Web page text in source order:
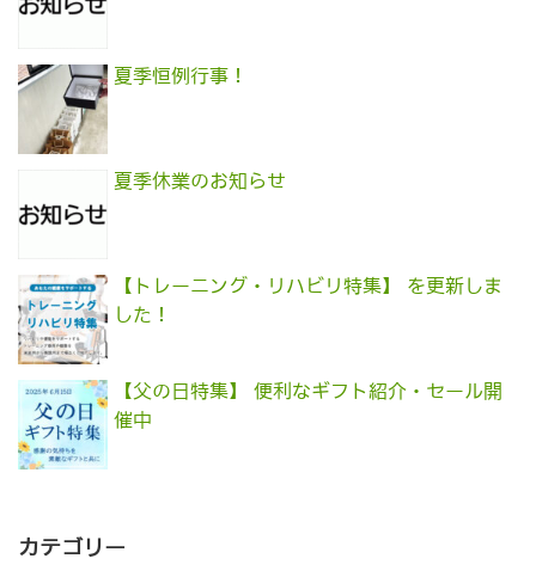
夏季恒例行事！
夏季休業のお知らせ
【トレーニング・リハビリ特集】 を更新しま
した！
【父の日特集】 便利なギフト紹介・セール開
催中
カテゴリー